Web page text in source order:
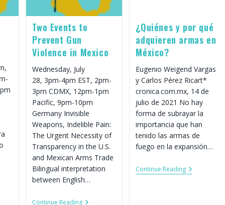
Two Events to
Prevent Gun
Violence in Mexico
Wednesday, July
28, 3pm-4pm EST, 2pm-
3pm CDMX, 12pm-1pm
Pacific, 9pm-10pm
Germany Invisible
Weapons, Indelible Pain:
The Urgent Necessity of
Transparency in the U.S.
and Mexican Arms Trade
Bilingual interpretation
between English…
Continue ReadingTwo
¿Quiénes y por qué
adquieren armas en
México?
Eugenio Weigend Vargas
y Carlos Pérez Ricart*
cronica.com.mx, 14 de
julio de 2021 No hay
forma de subrayar la
importancia que han
tenido las armas de
fuego en la expansión…
Continue Reading¿Quiénes
Y